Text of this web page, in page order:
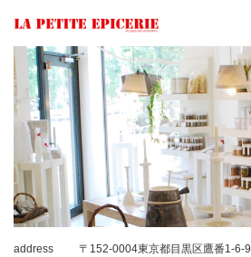
address
〒152-0004東京都目黒区鷹番1-6-9